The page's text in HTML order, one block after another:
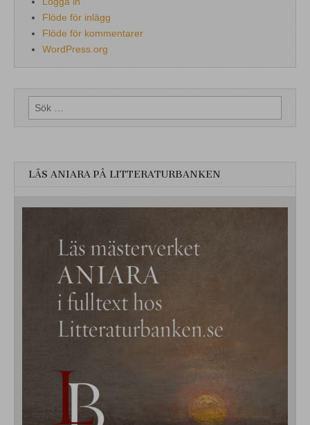
Flöde för inlägg
Flöde för kommentarer
WordPress.org
Sök
efter:
LÄS ANIARA PÅ LITTERATURBANKEN